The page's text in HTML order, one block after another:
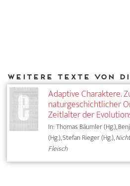
Adaptive Charaktere.
naturgeschichtlicher
Zeitlalter der
In: Thomas Bäumler (Hg.),
(Hg.), Stefan Rieger (Hg.),
Fleisch